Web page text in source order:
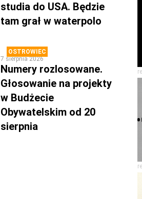
studia do USA. Będzie
tam grał w waterpolo
OSTROWIEC
7 sierpnia 2026
Numery rozlosowane.
Głosowanie na projekty
w Budżecie
Obywatelskim od 20
sierpnia